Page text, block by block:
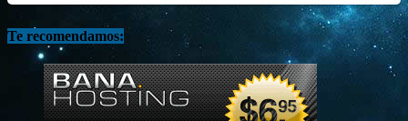
Te recomendamos: